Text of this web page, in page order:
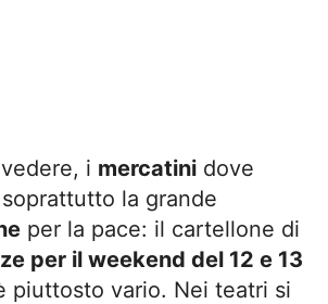
i mercatini dove
la grande
per la pace: il cartellone di
per il weekend del 12 e 13
piuttosto vario. Nei teatri si